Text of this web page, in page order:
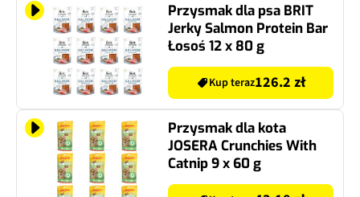
Przysmak dla psa BRIT
Jerky Salmon Protein Bar
Łosoś 12 x 80 g
Kup teraz126.2 zł
Przysmak dla kota
JOSERA Crunchies With
Catnip 9 x 60 g